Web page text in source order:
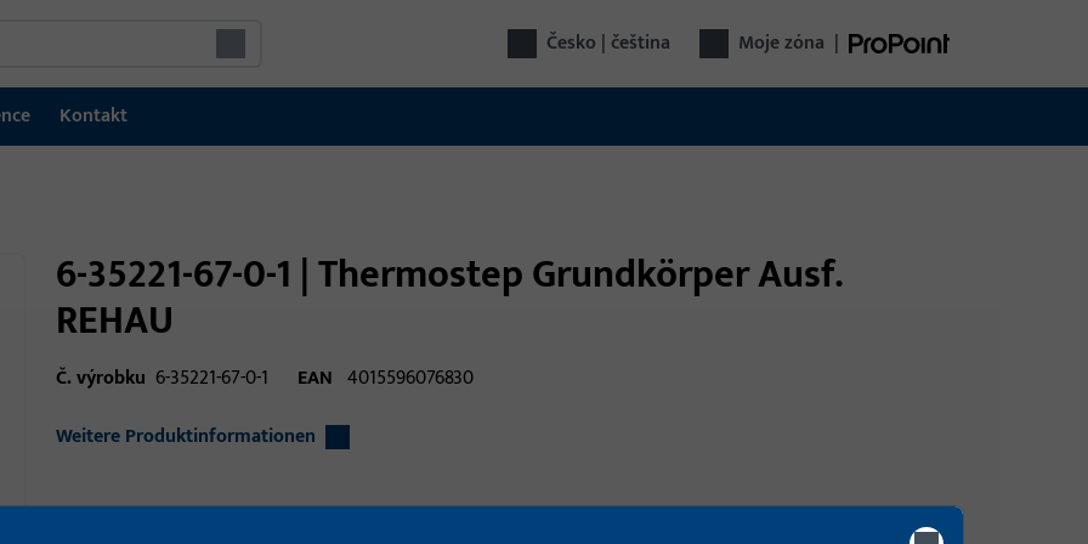
Česko | čeština Moje zóna |
Kontakt
6-35221-67-0-1 | Thermostep Grundkörper Ausf.
REHAU
Č. výrobku 6-35221-67-0-1 EAN 4015596076830
Weitere Produktinformationen